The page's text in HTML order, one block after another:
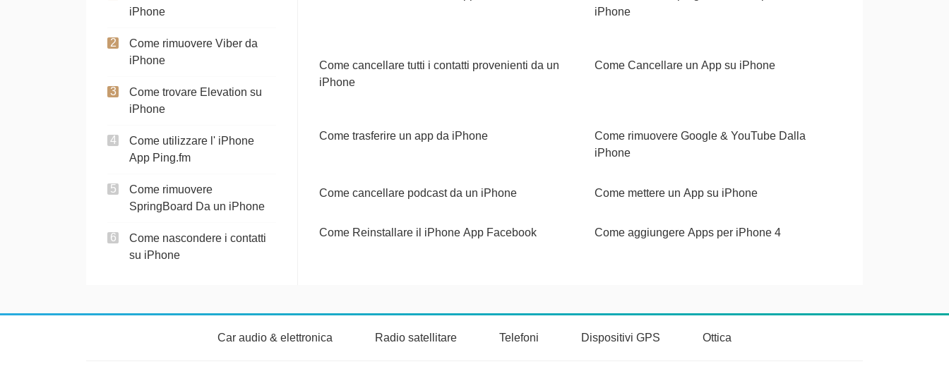
iPhone
Come rimuovere Viber da
iPhone
Come trovare Elevation su
iPhone
Come utilizzare l' iPhone
App Ping.fm
Come rimuovere
SpringBoard Da un iPhone
Come nascondere i contatti
su iPhone
iPhone
Come cancellare tutti i contatti provenienti da un
iPhone
Come Cancellare un App su iPhone
Come trasferire un app da iPhone
Come rimuovere Google & YouTube Dalla
iPhone
Come cancellare podcast da un iPhone Come mettere un App su iPhone
Come Reinstallare il iPhone App Facebook Come aggiungere Apps per iPhone 4
Car audio & elettronica Radio satellitare Telefoni Dispositivi GPS Ottica